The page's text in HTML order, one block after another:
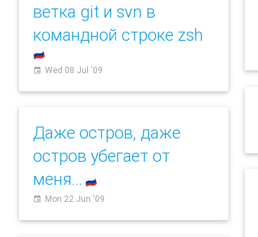
ветка git и svn в
командной строке zsh
🇷🇺
event Wed 08 Jul '09
Даже остров, даже
остров убегает от
меня... 🇷🇺
event Mon 22 Jun '09